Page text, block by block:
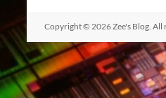
Copyright © 2026Zee's Blog. All